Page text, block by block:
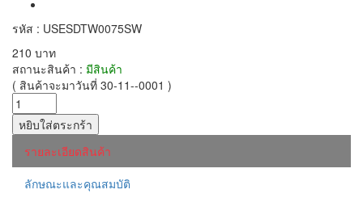
รหัส : USESDTW0075SW
210 บาท
สถานะสินค้า : มีสินค้า
( สินค้าจะมาวันที่ 30-11--0001 )
รายละเอียดสินค้า
ลักษณะและคุณสมบัติ